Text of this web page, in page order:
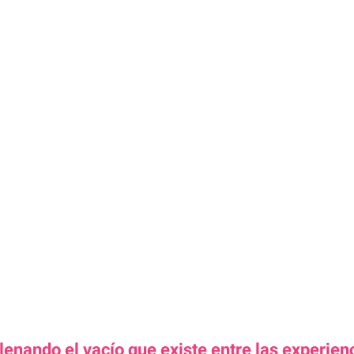
el vacío que existe entre las